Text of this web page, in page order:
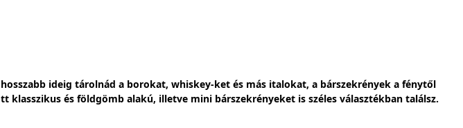
ideig tárolnád a borokat, whiskey-ket és más italokat, a bárszekrények a fénytől
és földgömb alakú, illetve mini bárszekrényeket is széles választékban találsz.